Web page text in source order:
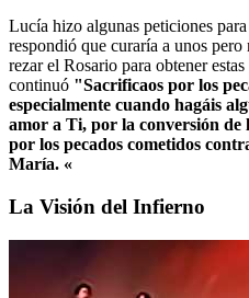
Lucía hizo algunas peticiones
respondió que curaría a unos
rezar el Rosario para obtener
continuó "Sacrificaos por los
especialmente cuando hagáis
amor a Ti, por la conversión de
por los pecados cometidos
María. «
La Visión del Infierno